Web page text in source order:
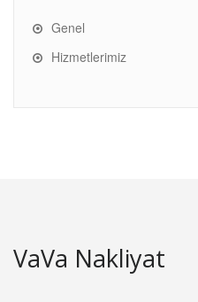
Genel
Hizmetlerimiz
VaVa Nakliyat